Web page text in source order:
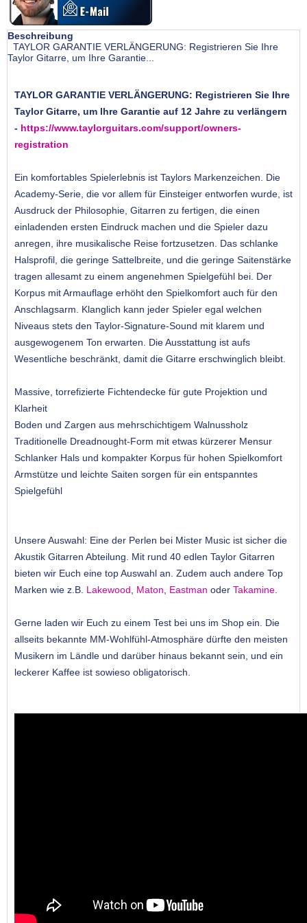
Beschreibung
TAYLOR GARANTIE VERLÄNGERUNG: Registrieren Sie Ihre
Taylor Gitarre, um Ihre Garantie...
TAYLOR GARANTIE VERLÄNGERUNG: Registrieren Sie Ihre
Taylor Gitarre, um Ihre Garantie auf 12 Jahre zu verlängern
- https://www.taylorguitars.com/support/owners-
registration
Ein komfortables Spielerlebnis ist Taylors Markenzeichen. Die
Academy-Serie, die vor allem für Einsteiger entworfen wurde, ist
Ausdruck der Philosophie, Gitarren zu fertigen, die einen
einladenden ersten Eindruck machen und die Spieler dazu
anregen, ihre musikalische Reise fortzusetzen. Das schlanke
Halsprofil, die geringe Sattelbreite, und die geringe Saitenstärke
tragen allesamt zu einem angenehmen Spielgefühl bei. Der
Korpus mit Armauflage erhöht den Spielkomfort auch für den
Anschlagsarm. Klanglich kann jeder Spieler egal welchen
Niveaus stets den Taylor-Signature-Sound mit klarem und
ausgewogenem Ton erwarten. Die Ausstattung ist aufs
Wesentliche beschränkt, damit die Gitarre erschwinglich bleibt.
Massive, torrefizierte Fichtendecke für gute Projektion und
Klarheit
Boden und Zargen aus mehrschichtigem Walnussholz
Traditionelle Dreadnought-Form mit etwas kürzerer Mensur
Schlanker Hals und kompakter Korpus für hohen Spielkomfort
Armstütze und leichte Saiten sorgen für ein entspanntes
Spielgefühl
Unsere Auswahl: Eine der Perlen bei Mister Music ist sicher die
Akustik Gitarren Abteilung. Mit rund 40 edlen Taylor Gitarren
bieten wir Euch eine top Auswahl an. Zudem auch andere Top
Marken wie z.B. Lakewood, Maton, Eastman oder Takamine.
Gerne laden wir Euch zu einem Test bei uns im Shop ein. Die
allseits bekannte MM-Wohlfühl-Atmosphäre dürfte den meisten
Musikern im Ländle und darüber hinaus bekannt sein, und ein
leckerer Kaffee ist sowieso obligatorisch.